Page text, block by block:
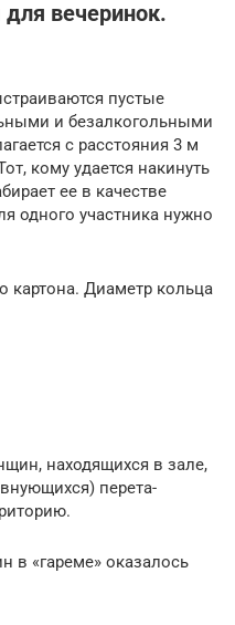
вечеринок.
пустые
и безалкогольными
с расстояния 3 м
кому удается накинуть
ее в качестве
одного участника нужно
картона. Диаметр кольца
находящихся в зале,
перета-
в «гареме» оказалось